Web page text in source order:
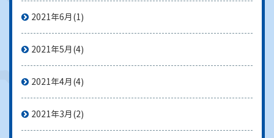
2021年6月 (1)
2021年5月 (4)
2021年4月 (4)
2021年3月 (2)